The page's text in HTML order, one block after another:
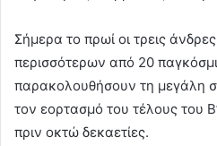
Σήμερα το πρωί οι τρεις
περισσότερων από 20
παρακολουθήσουν τη μεγάλη
τον εορτασμό του τέλους του
πριν οκτώ δεκαετίες.